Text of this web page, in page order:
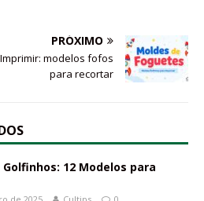
PRÓXIMO
modelos fofos
para recortar
12 Modelos para